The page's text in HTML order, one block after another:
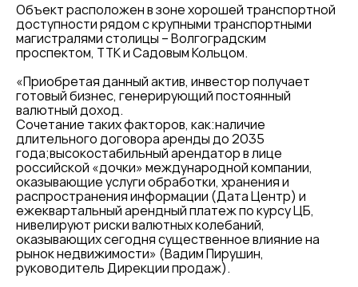
Объект расположен в зоне хорошей транспортной
доступности рядом с крупными транспортными
магистралями столицы – Волгоградским
проспектом, ТТК и Садовым Кольцом.
«Приобретая данный актив, инвестор получает
готовый бизнес, генерирующий постоянный
валютный доход.
Сочетание таких факторов, как:наличие
длительного договора аренды до 2035
года;высокостабильный арендатор в лице
российской «дочки» международной компании,
оказывающие услуги обработки, хранения и
распространения информации (Дата Центр) и
ежеквартальный арендный платеж по курсу ЦБ,
нивелируют риски валютных колебаний,
оказывающих сегодня существенное влияние на
рынок недвижимости» (Вадим Пирушин,
руководитель Дирекции продаж).